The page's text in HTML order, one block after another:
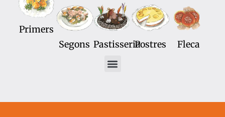
Primers
Segons PastisseriaPostres Fleca